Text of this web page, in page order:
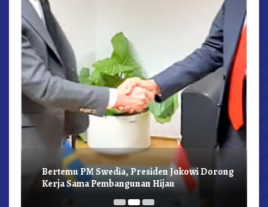
Bertemu PM Swedia, Presiden Jokowi Dorong
Kerja Sama Pembangunan Hijau